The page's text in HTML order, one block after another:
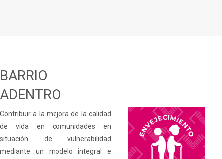
BARRIO
ADENTRO
Contribuir a la mejora de la calidad
de vida en comunidades en
situación de vulnerabilidad
mediante un modelo integral e